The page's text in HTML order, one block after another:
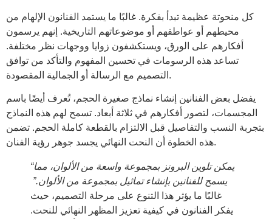
كل منحوتة عظيمة تبدأ بفكرة. غالبًا ما يستمد الفنانون الإلهام من
محيطهم أو عواطفهم أو موضوعاتهم التاريخية. إنهم يرسمون
أفكارهم على الورق، ويستكشفون زوايا ووجهات نظر مختلفة.
تساعد هذه الرسومات في تحسين المفهوم والتأكد من توافق
التصميم مع الرسالة أو الجمالية المقصودة.
يفضل بعض الفنانين إنشاء نماذج صغيرة الحجم، تُعرف أيضًا باسم
المجسمات، لتصور أفكارهم في ثلاثة أبعاد. تسمح لهم هذه النماذج
بتجربة النسب والتفاصيل قبل الالتزام بالقطعة كاملة الحجم. تضمن
هذه الخطوة أن النحت النهائي يجسد جوهر رؤية الفنان.
“يمكن تلوين البرونز بمجموعة واسعة من الألوان، مما
يسمح للفنانين بإنشاء تماثيل بمجموعة من الألوان.”
غالبًا ما يؤثر هذا التنوع على مرحلة التصميم، حيث
يفكر الفنانون في كيفية تعزيز المظهر النهائي للنحت.